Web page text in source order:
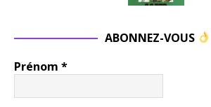
ABONNEZ-VOUS
Prénom *